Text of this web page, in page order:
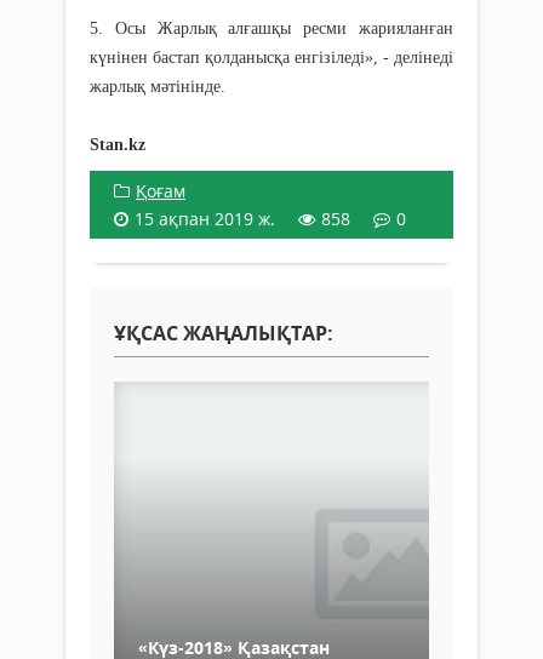
5. Осы Жарлық алғашқы ресми жарияланған
күнінен бастап қолданысқа енгізіледі», - делінеді
жарлық мәтінінде.
Stan.kz
Қоғам
15 ақпан 2019 ж.
858 0
ҰҚСАС ЖАҢАЛЫҚТАР:
«Күз-2018» Қазақстан